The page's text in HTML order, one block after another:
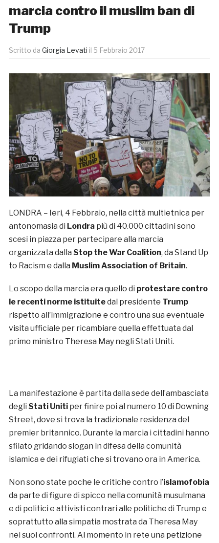
marcia contro il muslim ban di
Trump
Scritto da Giorgia Levati il 5 Febbraio 2017
LONDRA – Ieri, 4 Febbraio, nella città multietnica per
antonomasia di Londra più di 40.000 cittadini sono
scesi in piazza per partecipare alla marcia
organizzata dalla Stop the War Coalition, da Stand Up
to Racism e dalla Muslim Association of Britain.
Lo scopo della marcia era quello di protestare contro
le recenti norme istituitedal presidente Trump
rispetto all’immigrazione e contro una sua eventuale
visita ufficiale per ricambiare quella effettuata dal
primo ministro Theresa May negli Stati Uniti.
La manifestazione è partita dalla sede dell’ambasciata
degli Stati Unitiper finire poi al numero 10 di Downing
Street, dove si trova la tradizionale residenza del
premier britannico. Durante la marcia i cittadini hanno
sfilato gridando slogan in difesa della comunità
islamica e dei rifugiati che si trovano ora in America.
Non sono state poche le critiche contro l’islamofobia
da parte di figure di spicco nella comunità musulmana
e di politici e attivisti contrari alle politiche di Trump e
soprattutto alla simpatia mostrata da Theresa May
nei suoi confronti. Al momento in rete una petizione